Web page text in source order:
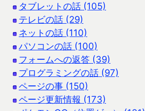
タブレットの話 (105)
テレビの話 (29)
ネットの話 (110)
パソコンの話 (100)
フォームへの返答 (39)
プログラミングの話 (97)
ページの事 (150)
ページ更新情報 (173)